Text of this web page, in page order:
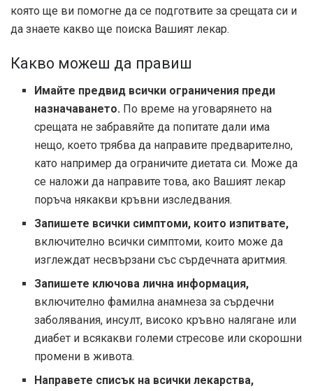
която ще ви помогне да се подготвите за срещата си и
да знаете какво ще поиска Вашият лекар.
Какво можеш да правиш
Имайте предвид всички ограничения преди
назначаването. По време на уговарянето на
срещата не забравяйте да попитате дали има
нещо, което трябва да направите предварително,
като например да ограничите диетата си. Може да
се наложи да направите това, ако Вашият лекар
поръча някакви кръвни изследвания.
Запишете всички симптоми, които изпитвате,
включително всички симптоми, които може да
изглеждат несвързани със сърдечната аритмия.
Запишете ключова лична информация,
включително фамилна анамнеза за сърдечни
заболявания, инсулт, високо кръвно налягане или
диабет и всякакви големи стресове или скорошни
промени в живота.
Направете списък на всички лекарства,